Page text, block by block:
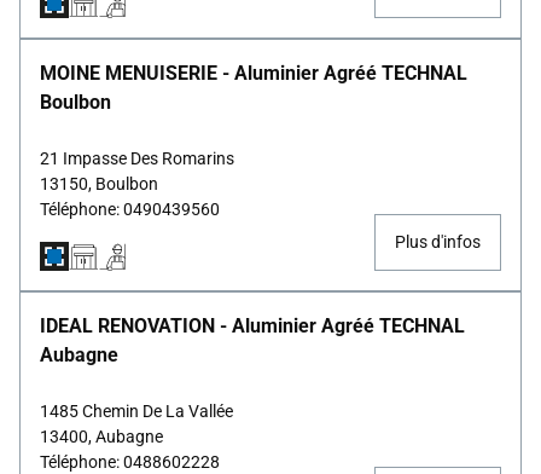
MOINE MENUISERIE - Aluminier Agréé TECHNAL
Boulbon
21 Impasse Des Romarins
13150, Boulbon
Téléphone: 0490439560
Plus d'infos
IDEAL RENOVATION - Aluminier Agréé TECHNAL
Aubagne
1485 Chemin De La Vallée
13400, Aubagne
Téléphone: 0488602228